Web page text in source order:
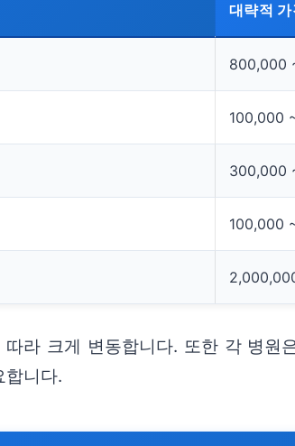
대략적
800,000
100,000
300,000
100,000
라 크게 변동합니다. 또한 각 병원
니다.